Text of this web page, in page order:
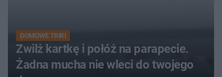
DOMOWE TRIKI
Zwilż kartkę i połóż na parapecie.
Żadna mucha nie wleci do twojego